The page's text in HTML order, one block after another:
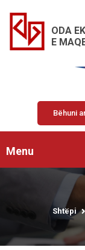
ODA
E
Bëhuni
Menu
Shtëpi